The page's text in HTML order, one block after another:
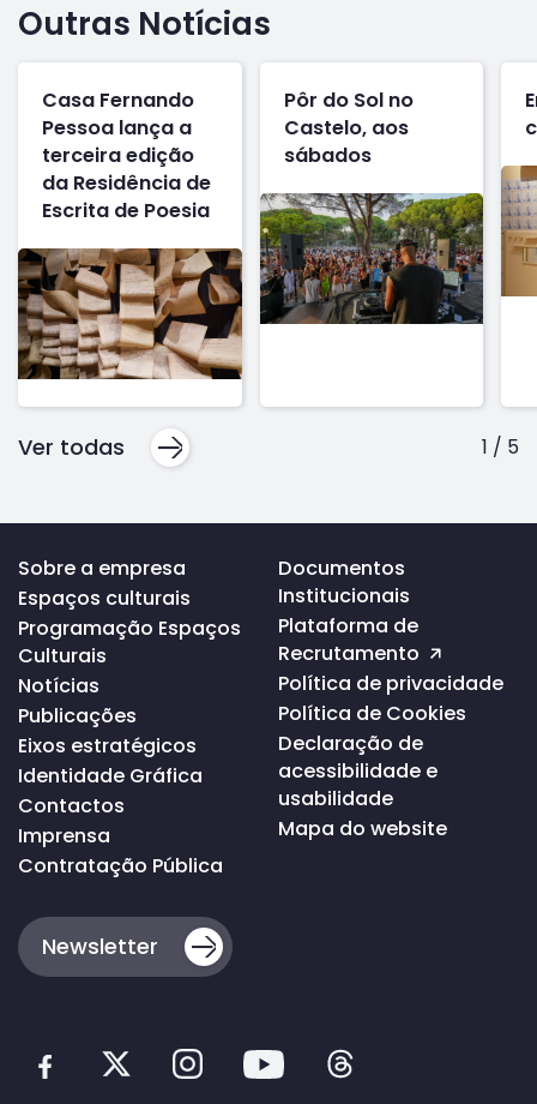
Outras Notícias
Casa Fernando
Pessoa lança a
terceira edição
da Residência de
Escrita de Poesia
Pôr do Sol no
Castelo, aos
sábados
1 / 5
Ver todas
Voltar
ao
topo
da
página
Sobre a empresa
Espaços culturais
Programação Espaços
Culturais
Notícias
Publicações
Eixos estratégicos
Identidade Gráfica
Contactos
Imprensa
Contratação Pública
Documentos
Institucionais
Plataforma de
Recrutamento
Política de privacidade
Política de Cookies
Declaração de
acessibilidade e
usabilidade
Mapa do website
Newsletter